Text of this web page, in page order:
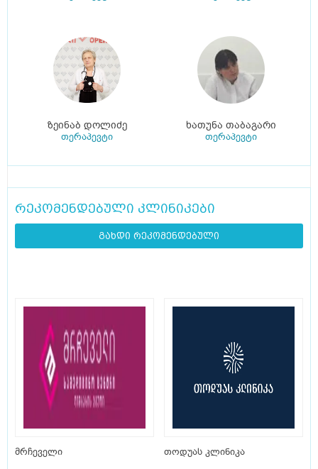
ზეინაბ დოლიძე
თერაპევტი
ხათუნა თაბაგარი
თერაპევტი
რეკომენდებული კლინიკები
გახდი რეკომენდებული
მრჩეველი თოდუას კლინიკა